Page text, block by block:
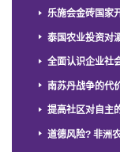
乐施会金砖国家
泰国农业投资对
全面认识企业社
南苏丹战争的代
提高社区对自主
道德风险? 非洲